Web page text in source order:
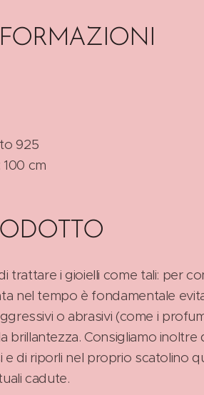
925
cm
trattare i gioielli come tali: per
nel tempo è fondamentale
o abrasivi (come i
Consigliamo inoltre
e di riporli nel proprio scatolino
cadute.